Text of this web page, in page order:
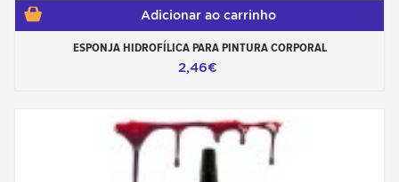
Adicionar ao carrinho
ESPONJA HIDROFÍLICA PARA PINTURA CORPORAL
2,46€